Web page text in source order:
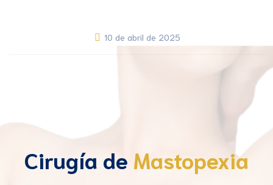
10 de abril de 2025
Cirugía de Mastopexia